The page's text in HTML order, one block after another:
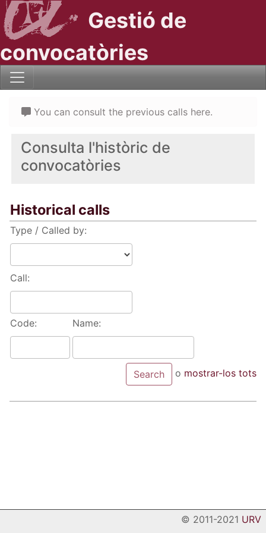
Gestió de
convocatòries
Consulta l'històric de
convocatòries
Historical calls
Type / Called by:
Call:
Code: Name:
o mostrar-los tots
You can consult the previous calls here.
© 2011-2021 URV